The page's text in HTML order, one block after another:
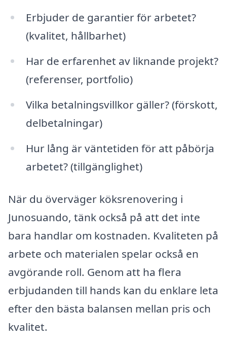
Erbjuder de garantier för arbetet?
(kvalitet, hållbarhet)
Har de erfarenhet av liknande projekt?
(referenser, portfolio)
Vilka betalningsvillkor gäller? (förskott,
delbetalningar)
Hur lång är väntetiden för att påbörja
arbetet? (tillgänglighet)
När du överväger köksrenovering i
Junosuando, tänk också på att det inte
bara handlar om kostnaden. Kvaliteten på
arbete och materialen spelar också en
avgörande roll. Genom att ha flera
erbjudanden till hands kan du enklare leta
efter den bästa balansen mellan pris och
kvalitet.